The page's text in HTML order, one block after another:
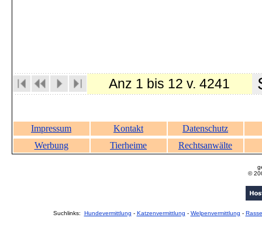
Anz 1 bis 12 v. 4241
Impressum Kontakt
Datenschutz
Werbung
Tierheime Rechtsanwälte
©
Suchlinks: Hundevermittlung - Katzenvermittlung - Welpenvermittlung -